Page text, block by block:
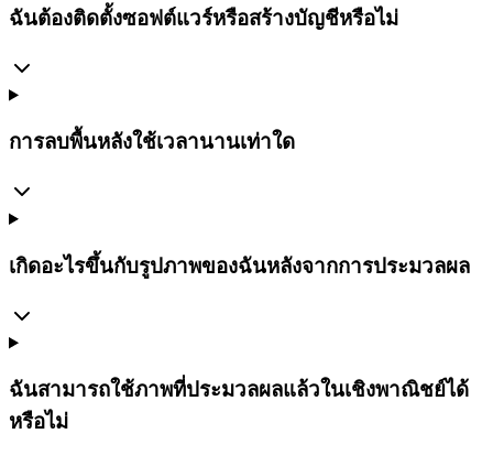
ฉันต้องติดตั้งซอฟต์แวร์หรือสร้างบัญชีหรือไม่
การลบพื้นหลังใช้เวลานานเท่าใด
เกิดอะไรขึ้นกับรูปภาพของฉันหลังจากการประมวลผล
ฉันสามารถใช้ภาพที่ประมวลผลแล้วในเชิงพาณิชย์ได้
หรือไม่